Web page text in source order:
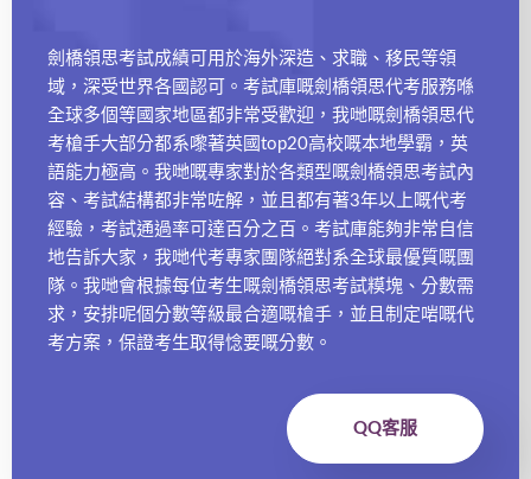
劍橋領思考試成績可用於海外深造、求職、移民等領
域，深受世界各國認可。考試庫嘅劍橋領思代考服務喺
全球多個等國家地區都非常受歡迎，我哋嘅劍橋領思代
考槍手大部分都系嚟著英國top20高校嘅本地學霸，英
語能力極高。我哋嘅專家對於各類型嘅劍橋領思考試內
容、考試結構都非常咗解，並且都有著3年以上嘅代考
經驗，考試通過率可達百分之百。考試庫能夠非常自信
地告訴大家，我哋代考專家團隊絕對系全球最優質嘅團
隊。我哋會根據每位考生嘅劍橋領思考試糢塊、分數需
求，安排呢個分數等級最合適嘅槍手，並且制定啱嘅代
考方案，保證考生取得惗要嘅分數。
QQ客服